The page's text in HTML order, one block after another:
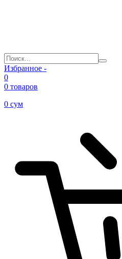
Избранное -
0
0 товаров
0 сум